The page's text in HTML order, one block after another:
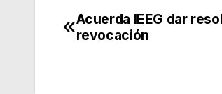
Acuerda IEEG dar
revocación